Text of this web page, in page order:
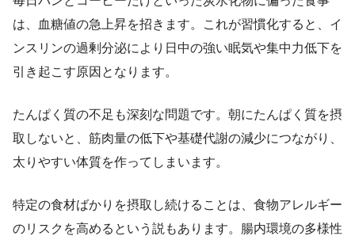
は、血糖値の急上昇を招きます。これが習慣化すると、イ
ンスリンの過剰分泌により日中の強い眠気や集中力低下を
引き起こす原因となります。
たんぱく質の不足も深刻な問題です。朝にたんぱく質を摂
取しないと、筋肉量の低下や基礎代謝の減少につながり、
太りやすい体質を作ってしまいます。
特定の食材ばかりを摂取し続けることは、食物アレルギー
のリスクを高めるという説もあります。腸内環境の多様性